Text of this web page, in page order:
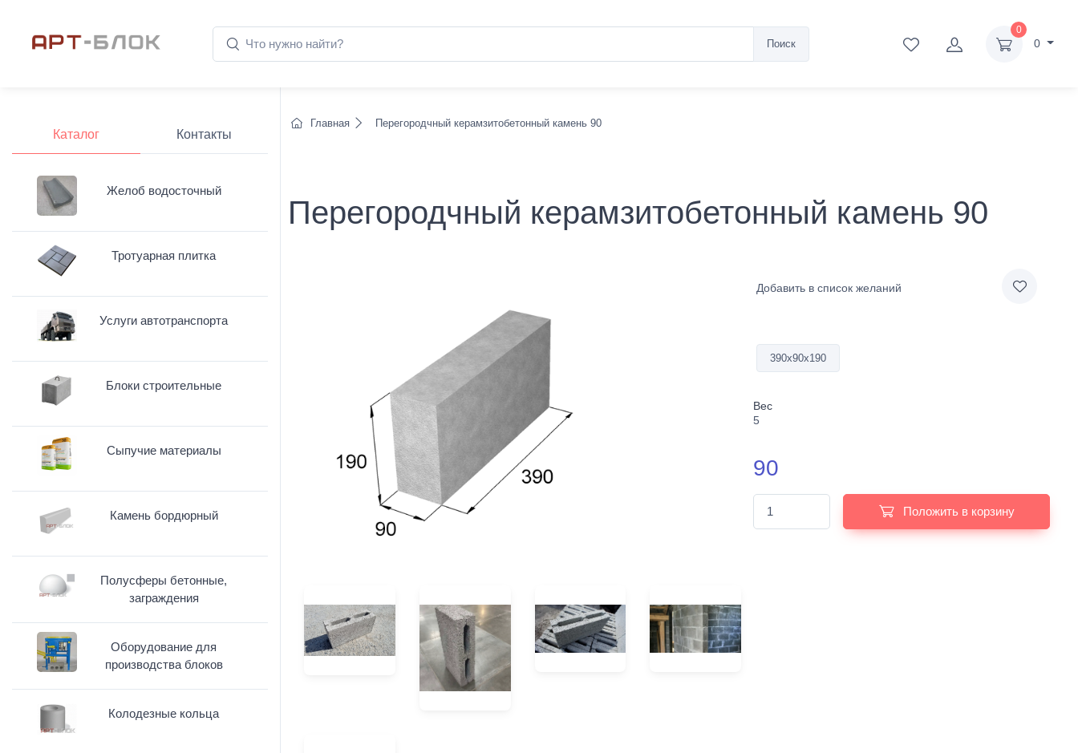
Поиск
0
0
Главная Перегородчный керамзитобетонный камень 90
Перегородчный керамзитобетонный камень 90
Добавить в список желаний
390х90х190
Вес
5
90
Положить в корзину
Каталог Контакты
Желоб водосточный
Тротуарная плитка
Услуги автотранспорта
Блоки строительные
Сыпучие материалы
Камень бордюрный
Полусферы бетонные,
заграждения
Оборудование для
производства блоков
Колодезные кольца